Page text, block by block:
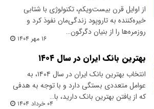
از اوایل قرن بیست‌ویکم، تکنولوژی با شتابی
خیره‌کننده به تاروپود زندگی‌‌مان نفوذ کرد و
روزمره‌ها را از بنیان دگرگون…
۱۶ مهر ۱۴۰۴
بهترین بانک ایران در سال ۱۴۰۴
انتخاب بهترین بانک ایران در سال ۱۴۰۴، به
عوامل متعددی بستگی دارد و با توجه به هدفی
که از یافتن بهترین بانک دارید، با…
۰۴ خرداد ۱۴۰۴